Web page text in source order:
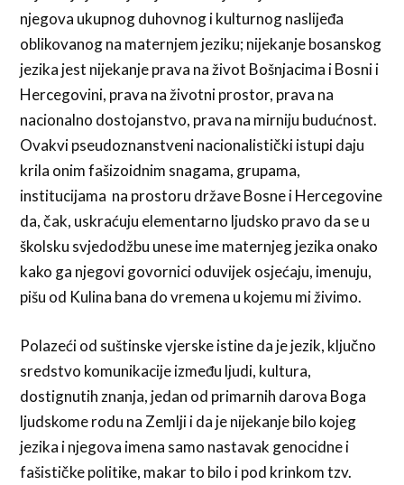
njegova ukupnog duhovnog i kulturnog naslijeđa
oblikovanog na maternjem jeziku; nijekanje bosanskog
jezika jest nijekanje prava na život Bošnjacima i Bosni i
Hercegovini, prava na životni prostor, prava na
nacionalno dostojanstvo, prava na mirniju budućnost.
Ovakvi pseudoznanstveni nacionalistički istupi daju
krila onim fašizoidnim snagama, grupama,
institucijama na prostoru države Bosne i Hercegovine
da, čak, uskraćuju elementarno ljudsko pravo da se u
školsku svjedodžbu unese ime maternjeg jezika onako
kako ga njegovi govornici oduvijek osjećaju, imenuju,
pišu od Kulina bana do vremena u kojemu mi živimo.
Polazeći od suštinske vjerske istine da je jezik, ključno
sredstvo komunikacije između ljudi, kultura,
dostignutih znanja, jedan od primarnih darova Boga
ljudskome rodu na Zemlji i da je nijekanje bilo kojeg
jezika i njegova imena samo nastavak genocidne i
fašističke politike, makar to bilo i pod krinkom tzv.